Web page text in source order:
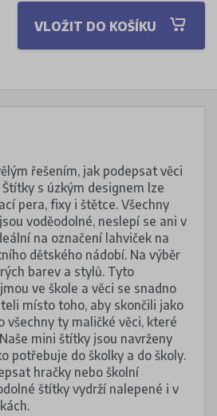
VLOŽIT DO KOŠÍKU
řešením, jak podepsat věci
s úzkým designem lze
pera, fixy i štětce. Všechny
voděodolné, neslepí se ani v
na označení lahviček na
dětského nádobí. Na výběr
barev a stylů. Tyto
ve škole a věci se snadno
místo toho, aby skončili jako
všechny ty maličké věci, které
mini štítky jsou navrženy
potřebuje do školky a do školy.
hračky nebo školní
štítky vydrží nalepené i v